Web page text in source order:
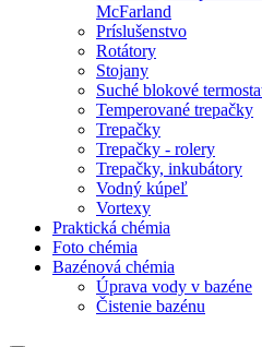
McFarland
Príslušenstvo
Rotátory
Stojany
Suché blokové
Temperované trepačky
Trepačky
Trepačky - rolery
Trepačky, inkubátory
Vodný kúpeľ
Vortexy
Praktická chémia
Foto chémia
Bazénová chémia
Úprava vody v bazéne
Čistenie bazénu